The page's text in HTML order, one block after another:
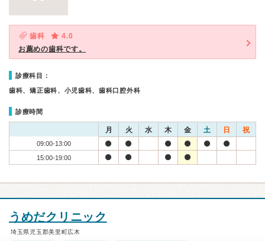
歯科
4.0
お薦めの歯科です。
診療科目：
歯科、矯正歯科、小児歯科、歯科口腔外科
診療時間
月 火 水 木 金 土 日 祝
09:00-13:00
15:00-19:00
うめだクリニック
埼玉県児玉郡美里町広木